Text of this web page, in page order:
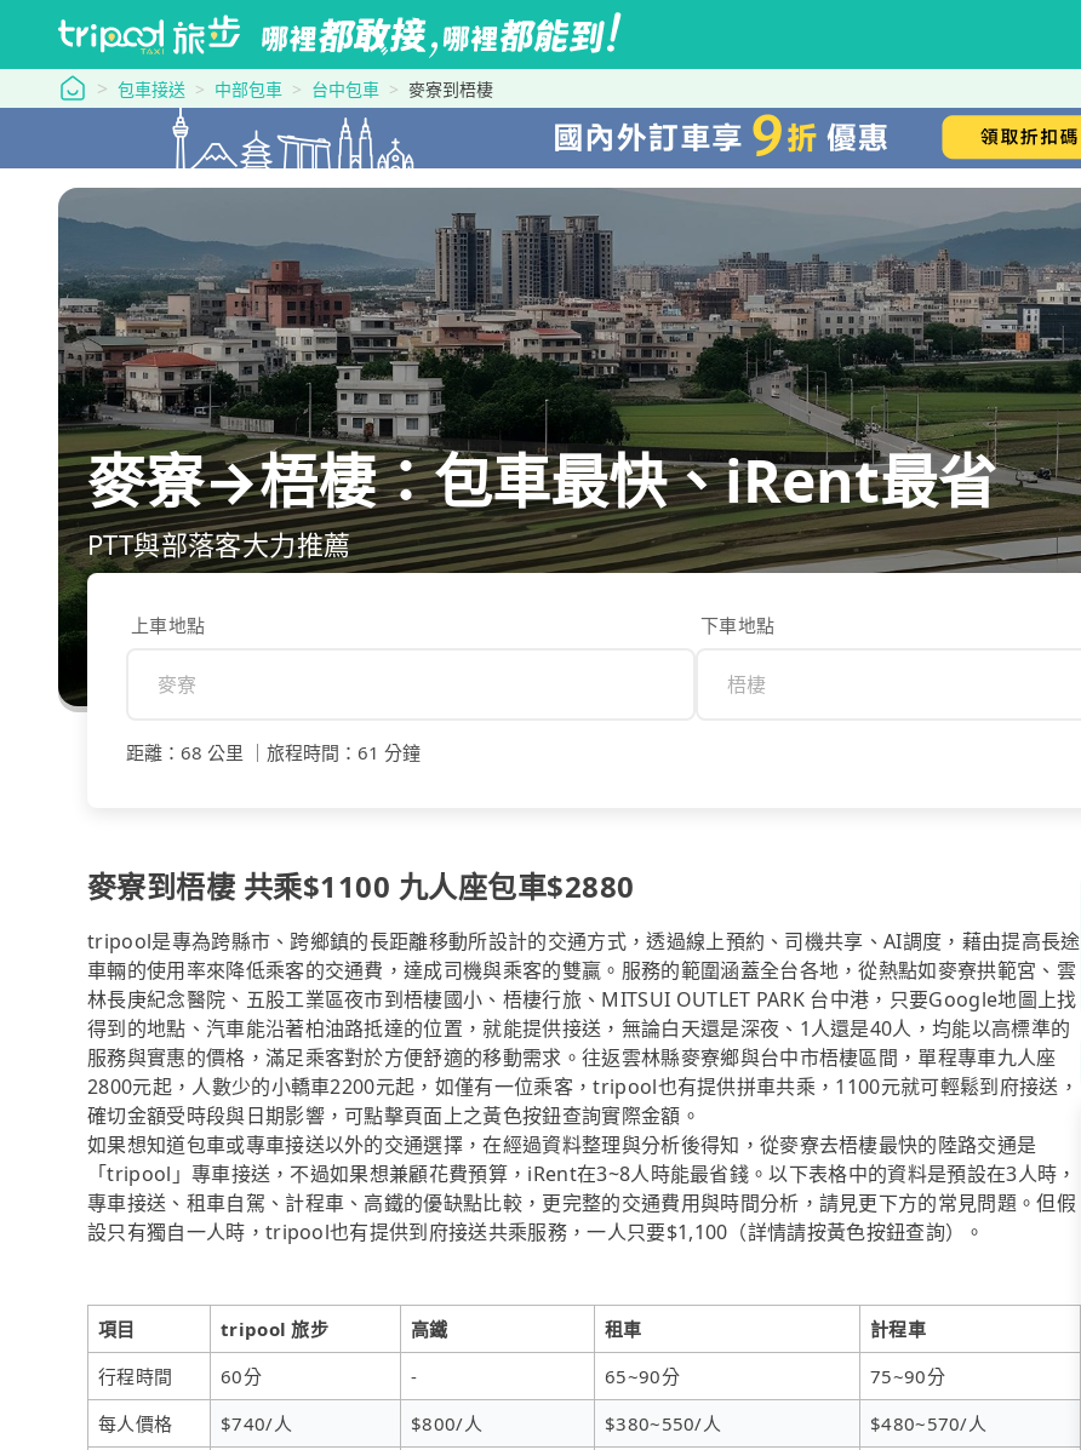
tripool 旅步
包車接送 中部包車 台中包車 麥寮到梧棲
麥寮→梧棲：包車最快、iRent最省
PTT與部落客大力推薦
上車地點 下車地點
距離 ： 68 公里 旅程時間 ： 61 分鐘
麥寮到梧棲 共乘$1100 九人座包車$2880
tripool是專為跨縣市、跨鄉鎮的長距離移動所設計的交通方式，透過線上預約、司機共享、AI調度，藉由提高長途
車輛的使用率來降低乘客的交通費，達成司機與乘客的雙贏。服務的範圍涵蓋全台各地，從熱點如麥寮拱範宮、雲
林長庚紀念醫院、五股工業區夜市到梧棲國小、梧棲行旅、MITSUI OUTLET PARK 台中港，只要Google地圖上找
得到的地點、汽車能沿著柏油路抵達的位置，就能提供接送，無論白天還是深夜、1人還是40人，均能以高標準的
服務與實惠的價格，滿足乘客對於方便舒適的移動需求。往返雲林縣麥寮鄉與台中市梧棲區間，單程專車九人座
2800元起，人數少的小轎車2200元起，如僅有一位乘客，tripool也有提供拼車共乘，1100元就可輕鬆到府接送，
確切金額受時段與日期影響，可點擊頁面上之黃色按鈕查詢實際金額。
如果想知道包車或專車接送以外的交通選擇，在經過資料整理與分析後得知，從麥寮去梧棲最快的陸路交通是
「tripool」專車接送，不過如果想兼顧花費預算，iRent在3~8人時能最省錢。以下表格中的資料是預設在3人時，
專車接送、租車自駕、計程車、高鐵的優缺點比較，更完整的交通費用與時間分析，請見更下方的常見問題。但假
設只有獨自一人時，tripool也有提供到府接送共乘服務，一人只要$1,100（詳情請按黃色按鈕查詢）。
項目 tripool 旅步 高鐵 租車
計程車
行程時間
60分 - 65~90分
75~90分
每人價格
$740/人 $800/人 $380~550/人
$480~570/人